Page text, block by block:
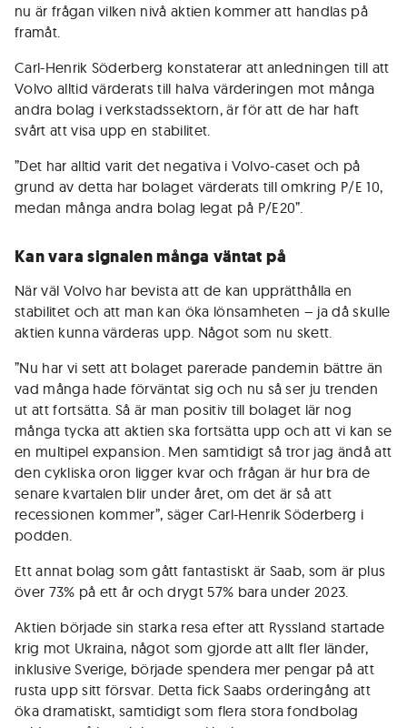
nu är frågan vilken nivå aktien kommer att handlas på
framåt.
Carl-Henrik Söderberg konstaterar att anledningen till att
Volvo alltid värderats till halva värderingen mot många
andra bolag i verkstadssektorn, är för att de har haft
svårt att visa upp en stabilitet.
”Det har alltid varit det negativa i Volvo-caset och på
grund av detta har bolaget värderats till omkring P/E 10,
medan många andra bolag legat på P/E20”.
Kan vara signalen många väntat på
När väl Volvo har bevista att de kan upprätthålla en
stabilitet och att man kan öka lönsamheten – ja då skulle
aktien kunna värderas upp. Något som nu skett.
”Nu har vi sett att bolaget parerade pandemin bättre än
vad många hade förväntat sig och nu så ser ju trenden
ut att fortsätta. Så är man positiv till bolaget lär nog
många tycka att aktien ska fortsätta upp och att vi kan se
en multipel expansion. Men samtidigt så tror jag ändå att
den cykliska oron ligger kvar och frågan är hur bra de
senare kvartalen blir under året, om det är så att
recessionen kommer”, säger Carl-Henrik Söderberg i
podden.
Ett annat bolag som gått fantastiskt är Saab, som är plus
över 73% på ett år och drygt 57% bara under 2023.
Aktien började sin starka resa efter att Ryssland startade
krig mot Ukraina, något som gjorde att allt fler länder,
inklusive Sverige, började spendera mer pengar på att
rusta upp sitt försvar. Detta fick Saabs orderingång att
öka dramatiskt, samtidigt som flera stora fondbolag